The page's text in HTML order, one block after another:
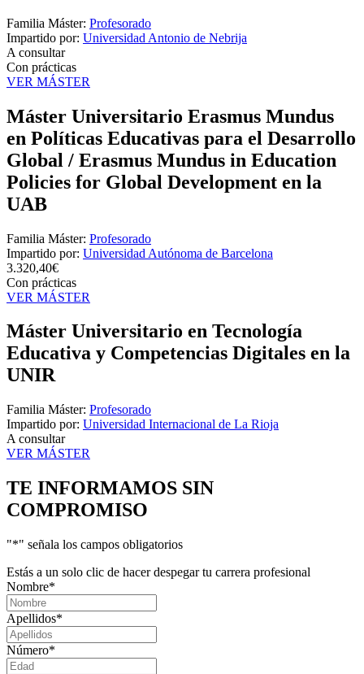
Familia Máster: Profesorado
Impartido por: Universidad Antonio de Nebrija
A consultar
Con prácticas
VER MÁSTER
Máster Universitario Erasmus Mundus
en Políticas Educativas para el Desarrollo
Global / Erasmus Mundus in Education
Policies for Global Development en la
UAB
Familia Máster: Profesorado
Impartido por: Universidad Autónoma de Barcelona
3.320,40€
Con prácticas
VER MÁSTER
Máster Universitario en Tecnología
Educativa y Competencias Digitales en la
UNIR
Familia Máster: Profesorado
Impartido por: Universidad Internacional de La Rioja
A consultar
VER MÁSTER
TE INFORMAMOS SIN
COMPROMISO
"*" señala los campos obligatorios
Estás a un solo clic de hacer despegar tu carrera profesional
Nombre*
Apellidos*
Número*